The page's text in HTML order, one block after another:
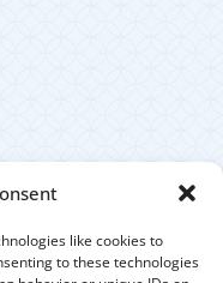
like cookies to
to these technologies
молодёжью в